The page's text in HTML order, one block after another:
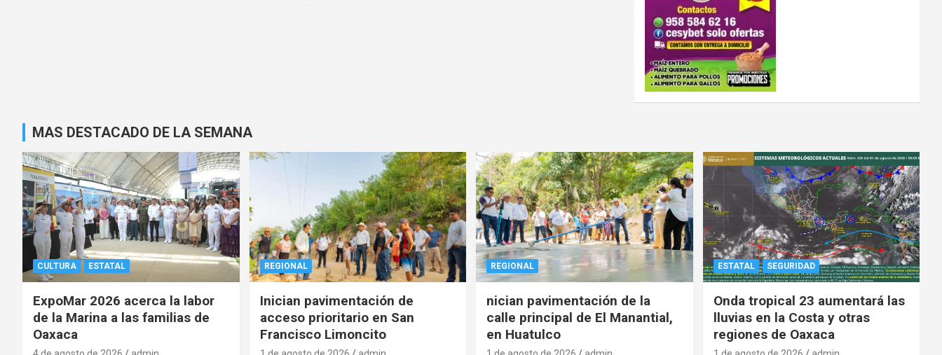
MAS DESTACADO DE LA SEMANA
CULTURA ESTATAL
ExpoMar 2026 acerca la labor
de la Marina a las familias de
Oaxaca
REGIONAL
Inician pavimentación de
acceso prioritario en San
Francisco Limoncito
REGIONAL
nician pavimentación de la
calle principal de El Manantial,
en Huatulco
ESTATAL SEGURIDAD
Onda tropical 23 aumentará las
lluvias en la Costa y otras
regiones de Oaxaca